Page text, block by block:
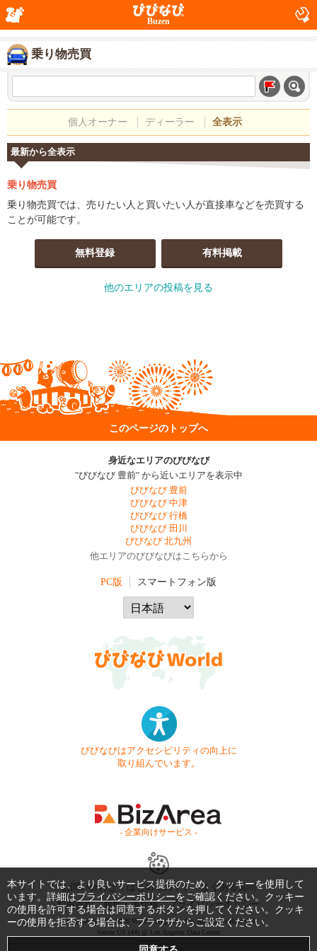
Buzen
乗り物売買
個人オーナー ディーラー 全表示
最新から全表示
乗り物売買
乗り物売買では、売りたい人と買いたい人が直接車などを売買する
ことが可能です。
無料登録 有料掲載
他のエリアの投稿を見る
このページのトップへ
身近なエリアのびびなび
"びびなび 豊前" から近いエリアを表示中
びびなび 豊前
びびなび 中津
びびなび 行橋
びびなび 田川
びびなび 北九州
他エリアのびびなびはこちらから
PC版 スマートフォン版
びびなびはアクセシビリティの向上に
取り組んでいます。
- 企業向けサービス -
お問い合わせ はじめてガイド
よくある質問
利用規約
商標・著作権 プライバシーポリシー
Copyright © 1999-2026 Vivid Navigation, Inc. All Rights Reserved.
Server US (44) @ Los Angeles Data Center
本サイトでは、より良いサービス提供のため、クッキーを使用して
います。詳細はプライバシーポリシーをご確認ください。クッキー
の使用を許可する場合は同意するボタンを押してください。クッキ
ーの使用を拒否する場合は、ブラウザからご設定ください。